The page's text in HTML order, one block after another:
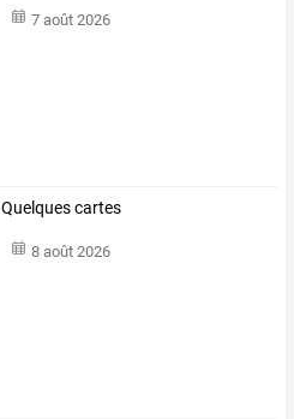
7 août 2026
Quelques cartes
8 août 2026